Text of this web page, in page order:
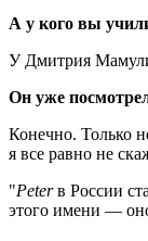
А у кого вы
У Дмитрия
Он уже
Конечно. Только
я все равно не
Peterв России
этого имени —